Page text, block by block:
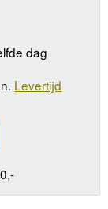
dag
Levertijd